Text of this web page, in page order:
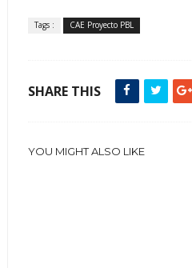
Tags : CAE Proyecto PBL
SHARE THIS
YOU MIGHT ALSO LIKE